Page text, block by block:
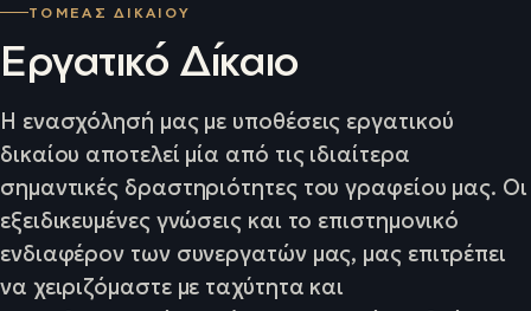
ΤΟΜΕΑΣ ΔΙΚΑΙΟΥ
Εργατικό Δίκαιο
Η ενασχόλησή μας με υποθέσεις εργατικού
δικαίου αποτελεί μία από τις ιδιαίτερα
σημαντικές δραστηριότητες του γραφείου μας. Οι
εξειδικευμένες γνώσεις και το επιστημονικό
ενδιαφέρον των συνεργατών μας, μας επιτρέπει
να χειριζόμαστε με ταχύτητα και